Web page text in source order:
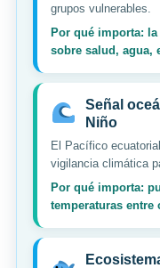
grupos vulnerables.
Por qué importa:
sobre salud, agua,
Señal
Niño
El Pacífico
vigilancia climática
Por qué importa:
temperaturas entre